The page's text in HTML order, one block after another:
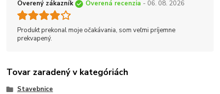
Overený zákazník Overená recenzia - 06. 08. 2026
Produkt prekonal moje očakávania, som veľmi príjemne
prekvapený.
Tovar zaradený v kategóriách
Stavebnice